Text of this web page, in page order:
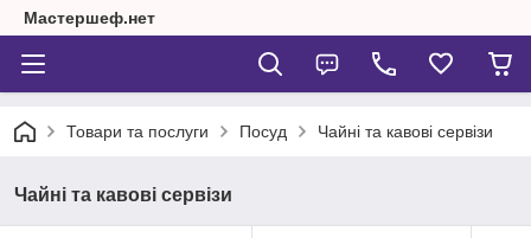
Мастершеф.нет
Товари та послуги Посуд Чайні та кавові сервізи
Чайні та кавові сервізи